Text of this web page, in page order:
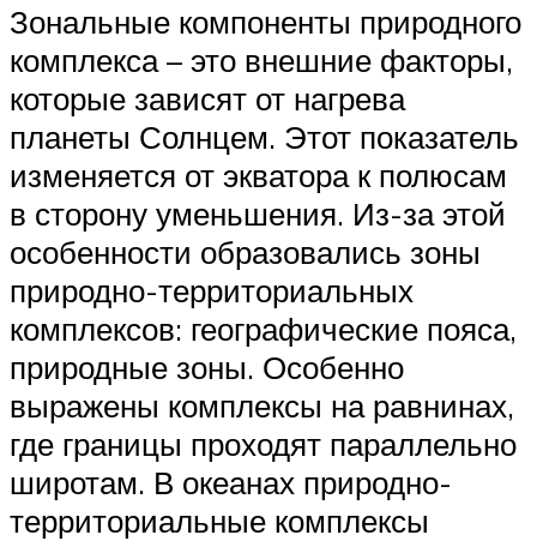
Зональные компоненты природного
комплекса – это внешние факторы,
которые зависят от нагрева
планеты Солнцем. Этот показатель
изменяется от экватора к полюсам
в сторону уменьшения. Из-за этой
особенности образовались зоны
природно-территориальных
комплексов: географические пояса,
природные зоны. Особенно
выражены комплексы на равнинах,
где границы проходят параллельно
широтам. В океанах природно-
территориальные комплексы